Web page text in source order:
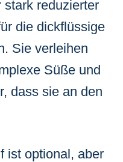
stark reduzierter
die dickflüssige
Sie verleihen
Süße und
dass sie an den
ist optional, aber